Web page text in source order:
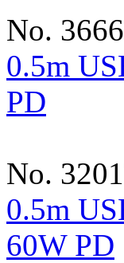
No.
0.5m
PD
No.
0.5m
60W PD